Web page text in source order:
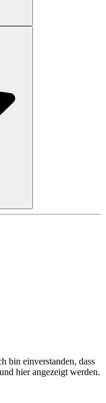
bin einverstanden, dass
hier angezeigt werden.